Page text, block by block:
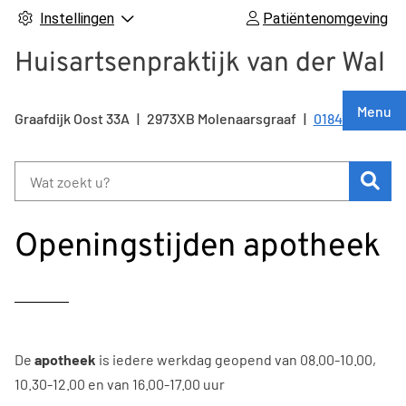
Instellingen Patiëntenomgeving
Huisartsenpraktijk van der Wal
Menu
Graafdijk Oost33A 2973XB Molenaarsgraaf Tel:
0184 641 215
Openingstijden apotheek
De apotheek is iedere werkdag geopend van 08.00-10.00,
10.30-12.00 en van 16.00-17.00 uur